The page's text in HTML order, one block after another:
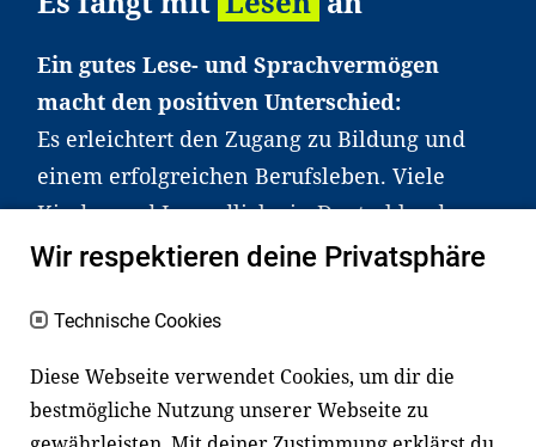
Ein gutes Lese- und Sprachvermögen
macht den positiven Unterschied:
Es erleichtert den Zugang zu Bildung und
einem erfolgreichen Berufsleben. Viele
Kinder und Jugendliche in Deutschland
haben aber große Schwierigkeiten dabei.
an Familien sowie an Erzieher*innen,
Lehrer*innen und andere
Fachexpert*innen. Dafür arbeiten wir eng
mit Ministerien, wissenschaftlichen
Wir respektieren deine Privatsphäre
Technische Cookies
Diese Webseite verwendet Cookies, um dir die
bestmögliche Nutzung unserer Webseite zu